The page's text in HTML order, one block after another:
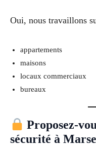
Oui, nous travaillons
appartements
maisons
locaux commerciaux
bureaux
Proposez-
sécurité à